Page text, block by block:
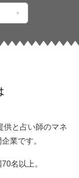
供と占い師のマネ
業です。
名以上。